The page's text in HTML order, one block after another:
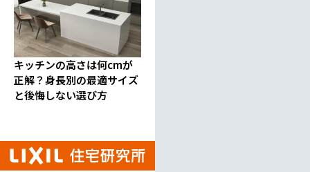
キッチンの高さは何cmが
正解？身長別の最適サイズ
と後悔しない選び方